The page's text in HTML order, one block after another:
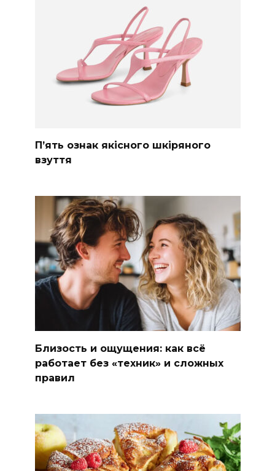
П’ять ознак якісного шкіряного
взуття
Близость и ощущения: как всё
работает без «техник» и сложных
правил